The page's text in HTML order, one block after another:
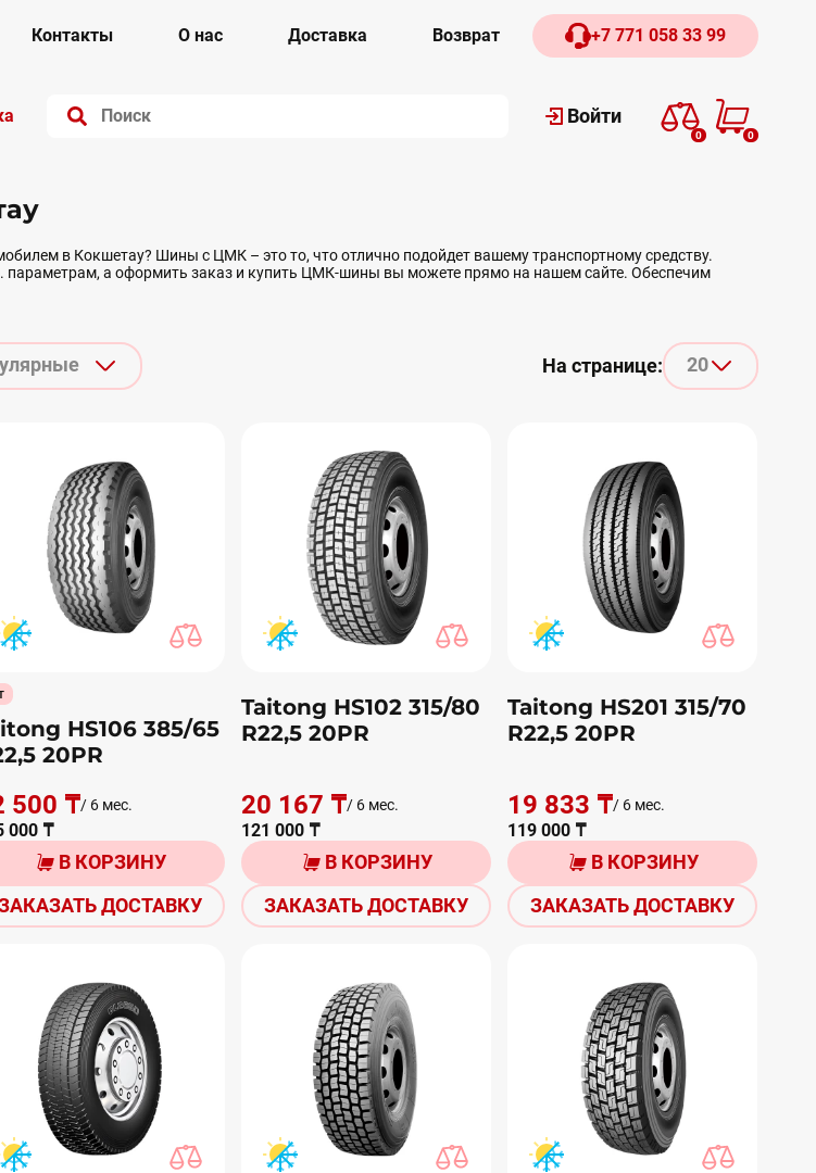
Контакты О нас Доставка Возврат +7 771 058 33 99
Войти
0 0
в Кокшетау? Шины с ЦМК – это то, что отлично подойдет вашему транспортному средству.
параметрам, а оформить заказ и купить ЦМК-шины вы можете прямо на нашем сайте. Обеспечим
На странице: 20
HS106 385/65
20PR
500 ₸/ 6 мес.
000 ₸
В КОРЗИНУ
ДОСТАВКУ
Taitong HS102 315/80
R22,5 20PR
20 167 ₸/ 6 мес.
121 000 ₸
В КОРЗИНУ
ЗАКАЗАТЬ ДОСТАВКУ
Taitong HS201 315/70
R22,5 20PR
19 833 ₸/ 6 мес.
119 000 ₸
В КОРЗИНУ
ЗАКАЗАТЬ ДОСТАВКУ